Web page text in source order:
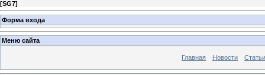
[SG7]
Форма входа
Меню сайта
Главная Новости Статьи